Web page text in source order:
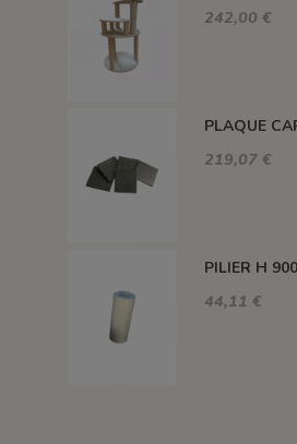
242,00 €
219,07 €
44,11 €